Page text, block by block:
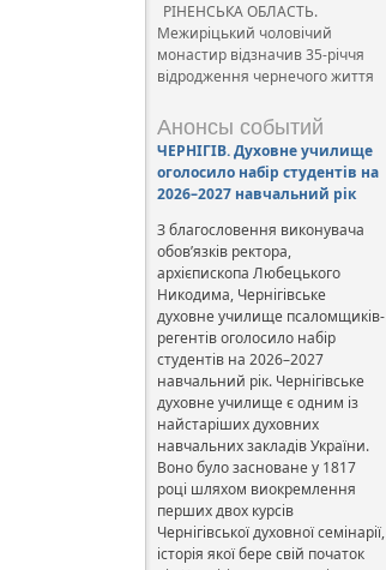
РІНЕНСЬКА ОБЛАСТЬ.
Межиріцький чоловічий
монастир відзначив 35-річчя
відродження чернечого життя
Анонсы событий
ЧЕРНІГІВ. Духовне училище
оголосило набір студентів на
2026–2027 навчальний рік
З благословення виконувача
обов’язків ректора,
архієпископа Любецького
Никодима, Чернігівське
духовне училище псаломщиків-
регентів оголосило набір
студентів на 2026–2027
навчальний рік. Чернігівське
духовне училище є одним із
найстаріших духовних
навчальних закладів України.
Воно було засноване у 1817
році шляхом виокремлення
перших двох курсів
Чернігівської духовної семінарії,
історія якої бере свій початок